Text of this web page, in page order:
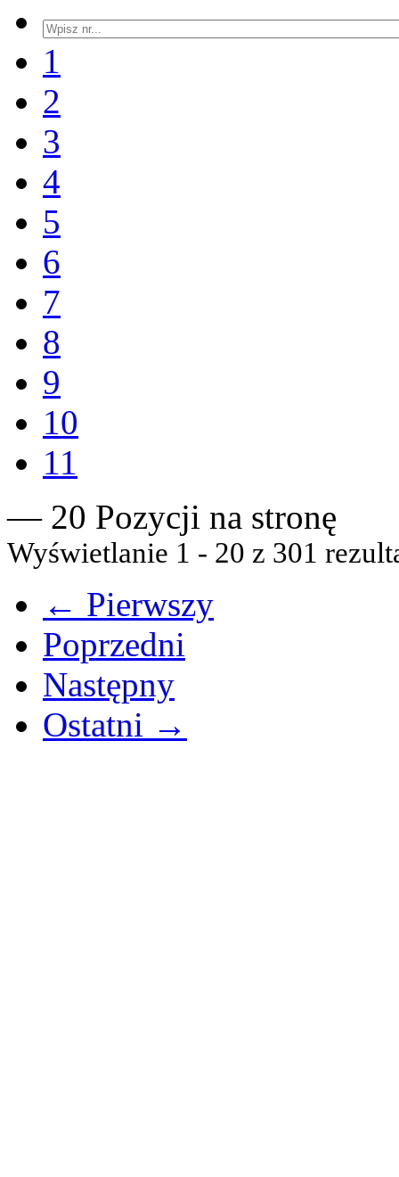
1
2
3
4
5
6
7
8
9
10
11
— 20 Pozycji na stronę
Wyświetlanie 1 - 20 z 301
← Pierwszy
Poprzedni
Następny
Ostatni →